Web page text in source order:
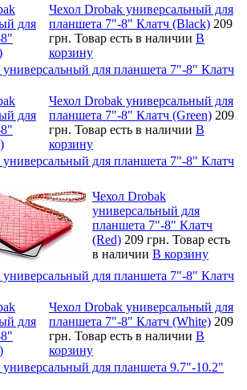
Чехол Drobak универсальный для
планшета 7"-8" Клатч (Black) 209
грн. Товар есть в наличии В
корзину
универсальный для планшета 7"-8" Клатч
Чехол Drobak универсальный для
планшета 7"-8" Клатч (Green) 209
грн. Товар есть в наличии В
корзину
универсальный для планшета 7"-8" Клатч
Чехол Drobak
универсальный для
планшета 7"-8" Клатч
(Red) 209 грн. Товар есть
в наличии В корзину
универсальный для планшета 7"-8" Клатч
Чехол Drobak универсальный для
планшета 7"-8" Клатч (White) 209
грн. Товар есть в наличии В
корзину
для планшета 9.7"-10.2"